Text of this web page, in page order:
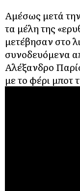
Αμέσως μετά
τα μέλη της
μετέβησαν στο
συνοδευόμενα
Αλέξανδρο
με το φέρι μποτ